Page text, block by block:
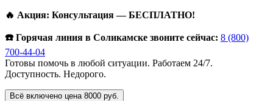
🔥 Акция: Консультация — БЕСПЛАТНО!
☎️ Горячая линия в Соликамске звоните сейчас: 8 (800)
700-44-04
Готовы помочь в любой ситуации. Работаем 24/7.
Доступность. Недорого.
Всё включено цена 8000 руб.